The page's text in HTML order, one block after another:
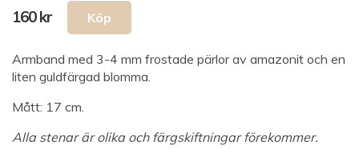
160 kr
Armband med 3-4 mm frostade pärlor av amazonit och en
liten guldfärgad blomma.
Mått: 17 cm.
Alla stenar är olika och färgskiftningar förekommer.